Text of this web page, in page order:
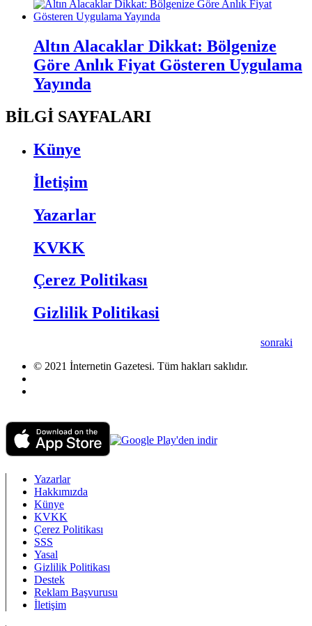
Altın Alacaklar Dikkat: Bölgenize
Göre Anlık Fiyat Gösteren Uygulama
Yayında
BİLGİ SAYFALARI
Künye
İletişim
Yazarlar
KVKK
Çerez Politikası
Gizlilik Politikasi
sonraki
© 2021 İnternetin Gazetesi. Tüm hakları saklıdır.
Yazarlar
Hakkımızda
Künye
KVKK
Çerez Politikası
SSS
Yasal
Gizlilik Politikası
Destek
Reklam Başvurusu
İletişim